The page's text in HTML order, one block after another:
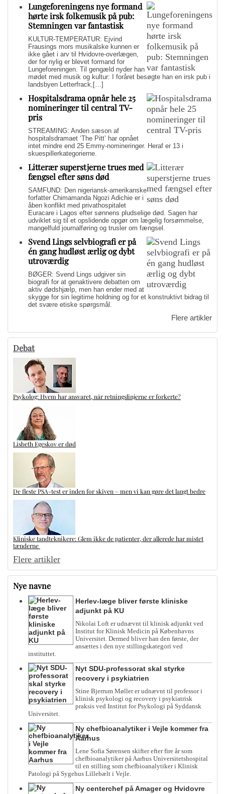
Lungeforeningens nye formand
hørte irsk folkemusik på pub:
Stemningen var fantastisk
KULTUR-TEMPERATUR: Ejvind
Frausings mors musikalske kunnen er
ikke gået i arv til Hvidovre-overlægen,
der for nylig er blevet formand for
Lungeforeningen. Til gengæld nyder han
mødet med musik og kultur: I foråret besøgte han en irsk pub i
landsbyen Letterfrack,[…]
Hospitalsdrama opnår hele 25
nomineringer til central TV-
pris
STREAMING: Anden sæson af
hospitalsdramaet ‘The Pitt’ har opnået
intet mindre end 25 Emmy-nomineringer. Heraf er 13 i
skuespillerkategorierne.
Litterær superstjerne trues med
fængsel efter søns død
SAMFUND: Den nigeriansk-amerikanske
forfatter Chimamanda Ngozi Adichie er i
åben konflikt med privathospitalet
Euracare i Lagos efter sønnens pludselige død. Sagen har
udviklet sig til et opslidende opgør om lægelig forsømmelse,
mangelfuld journalføring og trusler om fængsel.
Svend Lings selvbiografi er på
én gang hudløst ærlig og dybt
utroværdig
BØGER: Svend Lings udgiver sin
biografi for at genaktivere debatten om
aktiv dødshjælp, men han ender med at
skygge for sin legitime holdning og for et konstruktivt bidrag til
det svære etiske spørgsmål.
Flere artikler
Debat
Psykolog: Hvem har ansvaret, når retningslinjerne er forkerte?
Lisbeth Egeskov er død
De fleste PSA-test er inden for skiven – men vi kan gøre det langt bedre
Kliniske tandteknikere: Glem ikke de patienter, der allerede har mistet
tænderne
Flere artikler
Nye navne
Herlev-læge bliver første kliniske
adjunkt på KU
Nikolai Loft er udnævnt til klinisk adjunkt ved
Institut for Klinisk Medicin på Københavns
Universitet. Dermed bliver han den første, der
ansættes i den nye stillingskategori ved
instituttet.
Nyt SDU-professorat skal styrke
recovery i psykiatrien
Stine Bjerrum Møller er udnævnt til professor i
klinisk psykologi og recovery i psykiatrisk
praksis ved Institut for Psykologi på Syddansk
Universitet.
Ny chefbioanalytiker i Vejle kommer fra
Aarhus
Lene Sofia Sørensen skifter efter fire år som
chefbioanalytiker på Aarhus Universitetshospital
til en stilling som chefbioanalytiker i Klinisk
Patologi på Sygehus Lillebælt i Vejle.
Ny centerchef på Amager og Hvidovre